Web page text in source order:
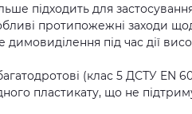
підходить для
протипожежні заходи
димовиділення під час дії
(клас 5 ДСТУ EN
пластикату, що не